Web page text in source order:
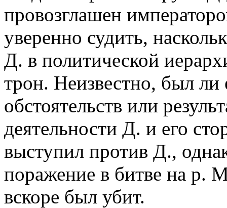
провозглашен
уверенно судить,
Д. в политической
трон. Неизвестно, был ли
обстоятельств или
деятельности Д. и его
выступил против Д.,
поражение в битве на р.
вскоре был убит.